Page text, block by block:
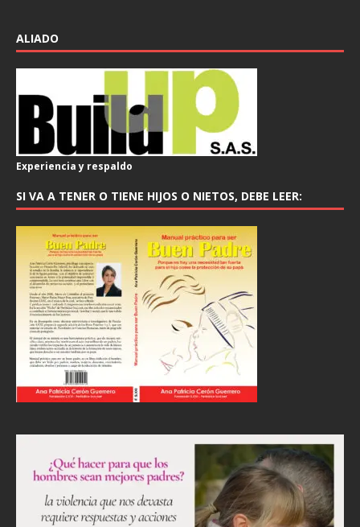
ALIADO
Experiencia y respaldo
SI VA A TENER O TIENE HIJOS O NIETOS, DEBE LEER: